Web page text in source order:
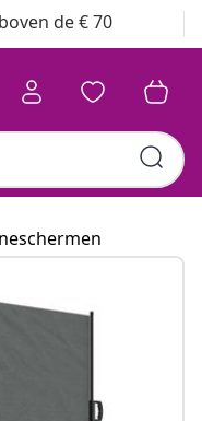
de € 70